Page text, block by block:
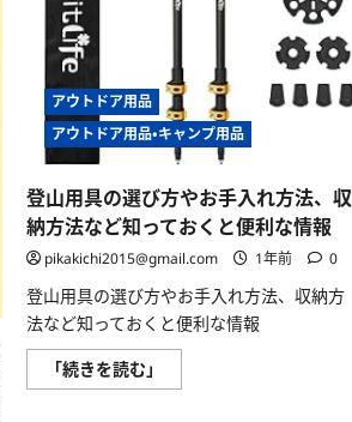
アウトドア用品
アウトドア用品・キャンプ用品
登山用具の選び方やお手入れ方法、収
納方法など知っておくと便利な情報
pikakichi2015@gmail.com 1年前 0
登山用具の選び方やお手入れ方法、収納方
法など知っておくと便利な情報
「続きを読む」
山